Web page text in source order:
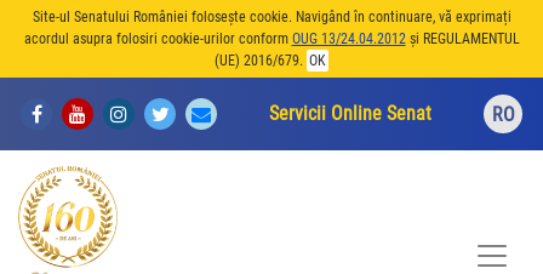
Site-ul Senatului României folosește cookie. Navigând în continuare, vă exprimați
acordul asupra folosiri cookie-urilor conform OUG 13/24.04.2012și REGULAMENTUL
(UE) 2016/679. OK
Servicii Online Senat RO